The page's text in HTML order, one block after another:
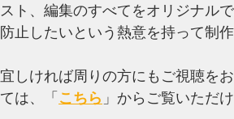
スト、編集のすべてをオリジナル
防止したいという熱意を持って制作
宜しければ周りの方にもご視聴を
ては、「 こちら 」からご覧いただけ